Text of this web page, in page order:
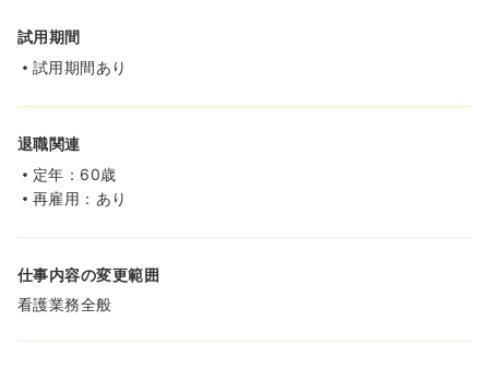
試用期間
試用期間あり
退職関連
定年：60歳
再雇用：あり
仕事内容の変更範囲
看護業務全般